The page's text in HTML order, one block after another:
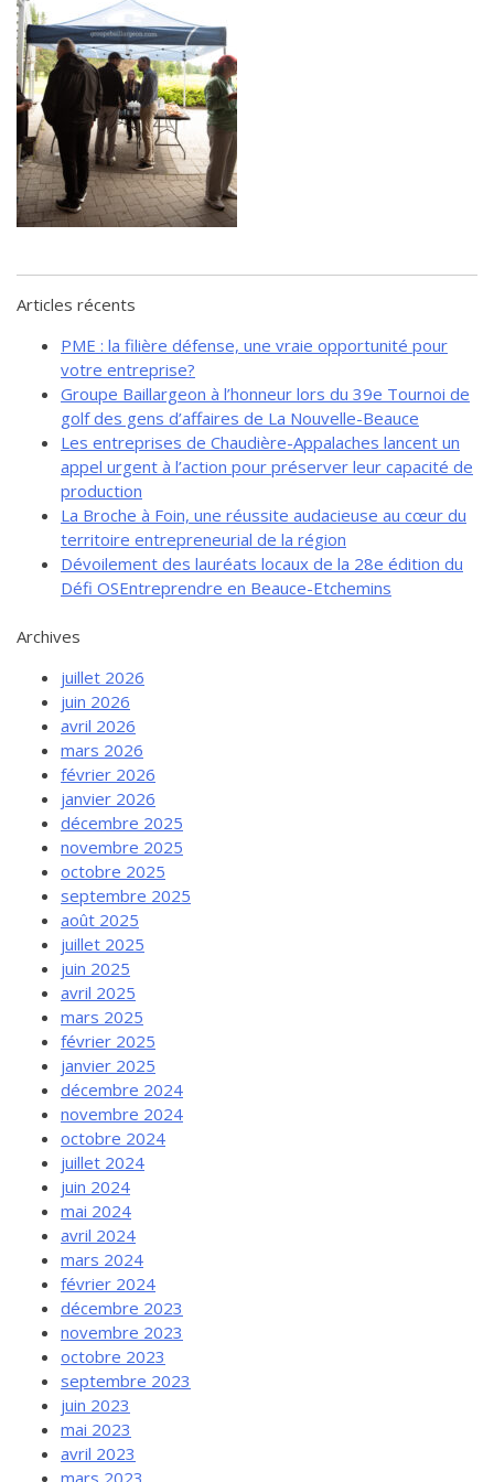
Futurpreneur
Toile entrepreneuriale Nouvelle-
Beauce
Événements et formations
Documentation
Articles récents
PME : la filière défense, une vraie opportunité pour
votre entreprise?
Groupe Baillargeon à l’honneur lors du 39e Tournoi de
golf des gens d’affaires de La Nouvelle-Beauce
Les entreprises de Chaudière-Appalaches lancent un
appel urgent à l’action pour préserver leur capacité de
production
La Broche à Foin, une réussite audacieuse au cœur du
territoire entrepreneurial de la région
Dévoilement des lauréats locaux de la 28e édition du
Défi OSEntreprendre en Beauce-Etchemins
Archives
juillet 2026
juin 2026
avril 2026
mars 2026
février 2026
janvier 2026
décembre 2025
novembre 2025
octobre 2025
septembre 2025
août 2025
juillet 2025
juin 2025
avril 2025
mars 2025
février 2025
janvier 2025
décembre 2024
novembre 2024
octobre 2024
juillet 2024
juin 2024
mai 2024
avril 2024
mars 2024
février 2024
décembre 2023
novembre 2023
octobre 2023
septembre 2023
juin 2023
mai 2023
avril 2023